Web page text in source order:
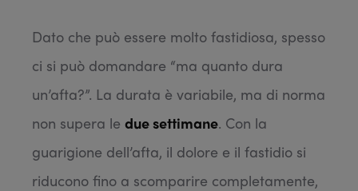
Dato che può essere molto fastidiosa, spesso
ci si può domandare “ma quanto dura
un’afta?”. La durata è variabile, ma di norma
non supera le due settimane. Con la
guarigione dell’afta, il dolore e il fastidio si
riducono fino a scomparire completamente,